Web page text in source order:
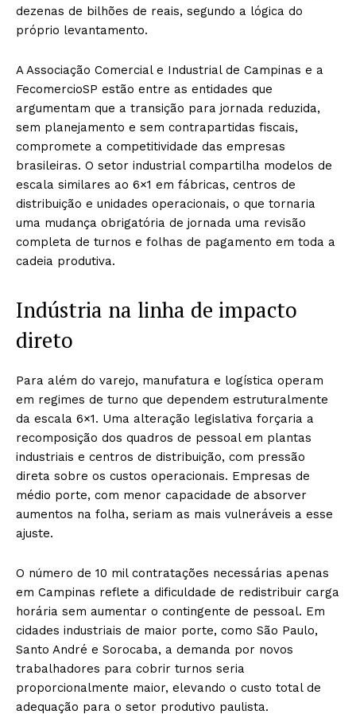
dezenas de bilhões de reais, segundo a lógica do
próprio levantamento.
A Associação Comercial e Industrial de Campinas e a
FecomercioSP estão entre as entidades que
argumentam que a transição para jornada reduzida,
sem planejamento e sem contrapartidas fiscais,
compromete a competitividade das empresas
brasileiras. O setor industrial compartilha modelos de
escala similares ao 6×1 em fábricas, centros de
distribuição e unidades operacionais, o que tornaria
uma mudança obrigatória de jornada uma revisão
completa de turnos e folhas de pagamento em toda a
cadeia produtiva.
Indústria na linha de impacto
direto
Para além do varejo, manufatura e logística operam
em regimes de turno que dependem estruturalmente
da escala 6×1. Uma alteração legislativa forçaria a
recomposição dos quadros de pessoal em plantas
industriais e centros de distribuição, com pressão
direta sobre os custos operacionais. Empresas de
médio porte, com menor capacidade de absorver
aumentos na folha, seriam as mais vulneráveis a esse
ajuste.
O número de 10 mil contratações necessárias apenas
em Campinas reflete a dificuldade de redistribuir carga
horária sem aumentar o contingente de pessoal. Em
cidades industriais de maior porte, como São Paulo,
Santo André e Sorocaba, a demanda por novos
trabalhadores para cobrir turnos seria
proporcionalmente maior, elevando o custo total de
adequação para o setor produtivo paulista.